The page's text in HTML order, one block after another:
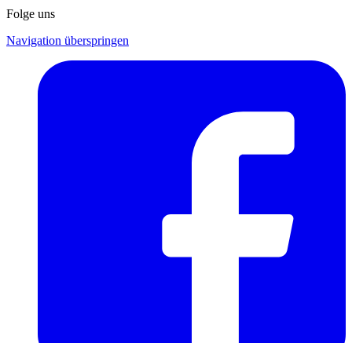
Folge uns
Navigation überspringen